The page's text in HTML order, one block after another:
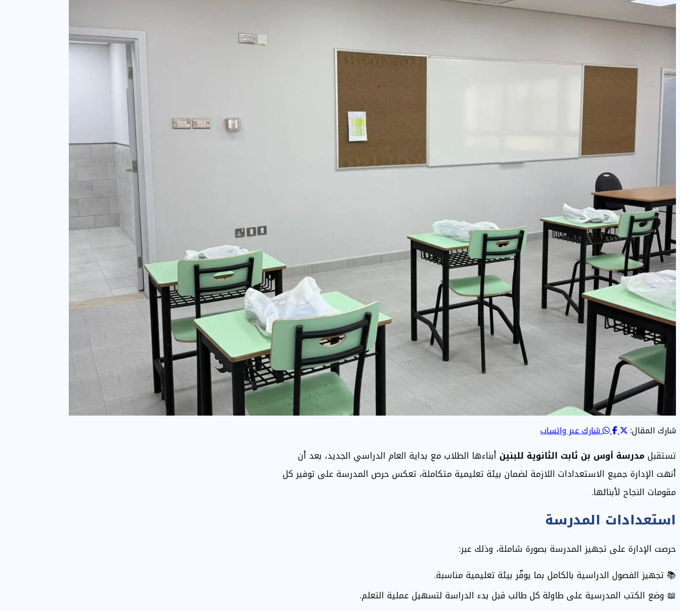
شارك المقال: شارك عبر واتساب
تستقبل مدرسة أوس بن ثابت الثانوية للبنين أبناءها الطلاب مع بداية العام الدراسي الجديد، بعد أن
أنهت الإدارة جميع الاستعدادات اللازمة لضمان بيئة تعليمية متكاملة، تعكس حرص المدرسة على توفير كل
مقومات النجاح لأبنائها.
استعدادات المدرسة
حرصت الإدارة على تجهيز المدرسة بصورة شاملة، وذلك عبر:
📚 تجهيز الفصول الدراسية بالكامل بما يوفّر بيئة تعليمية مناسبة.
📖 وضع الكتب المدرسية على طاولة كل طالب قبل بدء الدراسة لتسهيل عملية التعلم.